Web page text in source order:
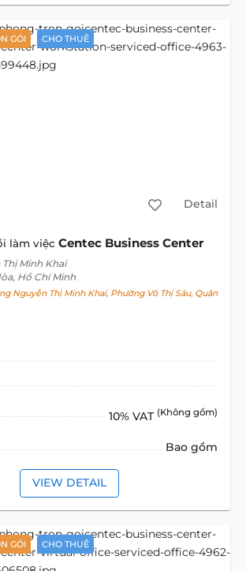
GÓI CHO THUÊ
Detail
làm việc Centec Business Center
Minh Khai
Hồ Chí Minh
Nguyễn Thị Minh Khai, Phường Võ Thị Sáu, Quận
10% VAT (Không gồm)
Bao gồm
VIEW DETAIL
GÓI CHO THUÊ